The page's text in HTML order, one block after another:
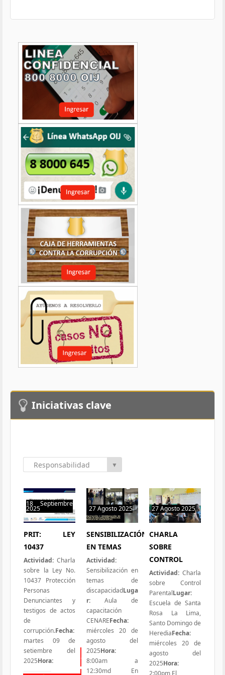
Iniciativas clave
Todas las Iniciativas
Responsabilidad
▼
18 Septiembre
2025
0 hit
PRIT: LEY
10437
Actividad: Charla
sobre la Ley No.
10437 Protección
Personas
Denunciantes y
testigos de actos
de
corrupción.Fecha:
martes 09 de
setiembre del
2025Hora:
27 Agosto 2025
0 hit
SENSIBILIZACIÓN
EN TEMAS
Actividad:
Sensibilización en
temas de
discapacidadLuga
r: Aula de
capacitación
CENAREFecha:
miércoles 20 de
agosto del
2025Hora:
8:00am a
12:30md En
27 Agosto 2025
0 hit
CHARLA
SOBRE
CONTROL
Actividad: Charla
sobre Control
ParentalLugar:
Escuela de Santa
Rosa La Lima,
Santo Domingo de
HerediaFecha:
miércoles 20 de
agosto del
2025Hora:
2:00pm El